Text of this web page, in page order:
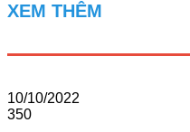
XEM THÊM
10/10/2022
350